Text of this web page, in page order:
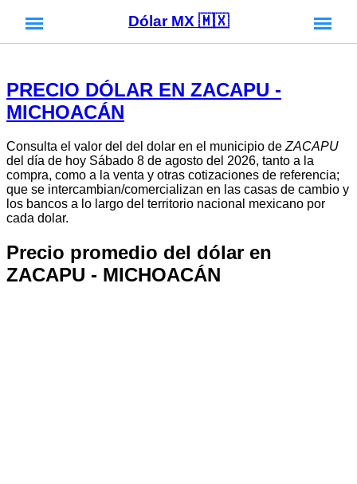
Dólar MX 🇲🇽
PRECIO DÓLAR EN ZACAPU -
MICHOACÁN
Consulta el valor del del dolar en el municipio de ZACAPU
del día de hoy Sábado 8 de agosto del 2026, tanto a la
compra, como a la venta y otras cotizaciones de referencia;
que se intercambian/comercializan en las casas de cambio y
los bancos a lo largo del territorio nacional mexicano por
cada dolar.
Precio promedio del dólar en
ZACAPU - MICHOACÁN